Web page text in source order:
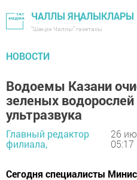
ЧАЛЛЫ ЯҢАЛЫКЛАРЫ
"Шәһри Чаллы" газетасы
НОВОСТИ
Водоемы Казани
зеленых
ультразвука
Главный редактор
филиала,
26
05:17
Сегодня специалисты